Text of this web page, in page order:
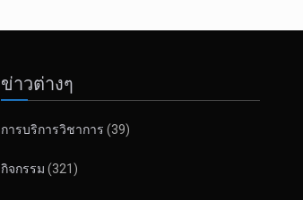
ข่าวต่างๆ
การบริการวิชาการ (39)
กิจกรรม (321)